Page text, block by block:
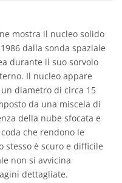
mostra il nucleo solido
dalla sonda spaziale
durante il suo sorvolo
Il nucleo appare
diametro di circa 15
da una miscela di
della nube sfocata e
che rendono le
stesso è scuro e difficile
non si avvicina
dettagliate.